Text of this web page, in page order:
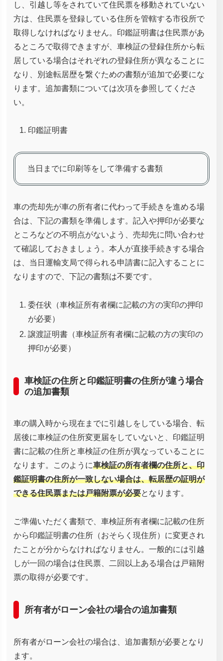
し、引越し等をされていて住民票を移動されていない
方は、住民票を登録している住所を管轄する市役所で
取得しなければなりません。印鑑証明書は住民票があ
るところで取得できますが、車検証の登録住所から転
居している場合はそれぞれの登録住所が異なることに
なり、別途転居歴を繋ぐための書類が追加で必要にな
ります。追加書類については次項を参照してくださ
い。
印鑑証明書
当日までに印刷等をして準備する書類
車の売却先が車の所有者に代わって手続きを進める場
合は、下記の書類を準備します。記入や押印が必要な
ところなどの不明点がないよう、売却先に問い合わせ
て確認しておきましょう。本人が直接手続きする場合
は、当日運輸支局で得られる申請書に記入することに
なりますので、下記の書類は不要です。
委任状（車検証所有者欄に記載の方の実印の押印
が必要）
譲渡証明書（車検証所有者欄に記載の方の実印の
押印が必要）
車検証の住所と印鑑証明書の住所が違う場合
の追加書類
車の購入時から現在までに引越しをしている場合、転
居後に車検証の住所変更届をしていないと、印鑑証明
書に記載の住所と車検証の住所が異なっていることに
なります。このように車検証の所有者欄の住所と、印
鑑証明書の住所が一致しない場合は、転居歴の証明が
できる住民票または戸籍附票が必要となります。
ご準備いただく書類で、車検証所有者欄に記載の住所
から印鑑証明書の住所（おそらく現住所）に変更され
たことが分からなければなりません。一般的には引越
しが一回の場合は住民票、二回以上ある場合は戸籍附
票の取得が必要です。
所有者がローン会社の場合の追加書類
所有者がローン会社の場合は、追加書類が必要となり
ます。